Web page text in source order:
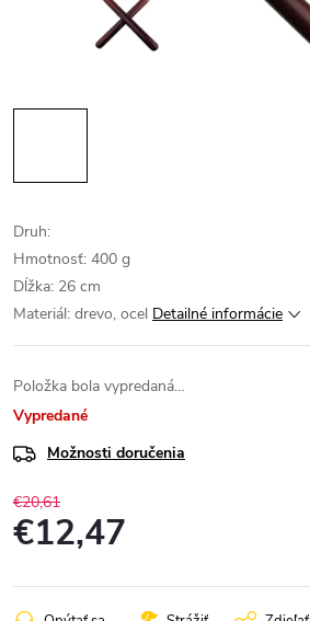
Druh:
Hmotnosť: 400 g
Dĺžka: 26 cm
Materiál: drevo, ocel Detailné informácie
Položka bola vypredaná…
Vypredané
Možnosti doručenia
€20,61
€12,47
cena: